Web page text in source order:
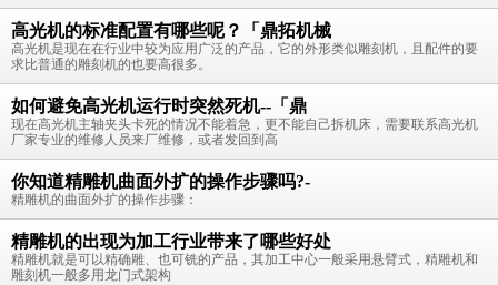
高光机的标准配置有哪些呢？「鼎拓机械
高光机是现在在行业中较为应用广泛的产品，它的外形类似雕刻机，且配件的要
求比普通的雕刻机的也要高很多。
如何避免高光机运行时突然死机--「鼎
现在高光机主轴夹头卡死的情况不能着急，更不能自己拆机床，需要联系高光机
厂家专业的维修人员来厂维修，或者发回到高
你知道精雕机曲面外扩的操作步骤吗?-
精雕机的曲面外扩的操作步骤：
精雕机的出现为加工行业带来了哪些好处
精雕机就是可以精确雕、也可铣的产品，其加工中心一般采用悬臂式，精雕机和
雕刻机一般多用龙门式架构